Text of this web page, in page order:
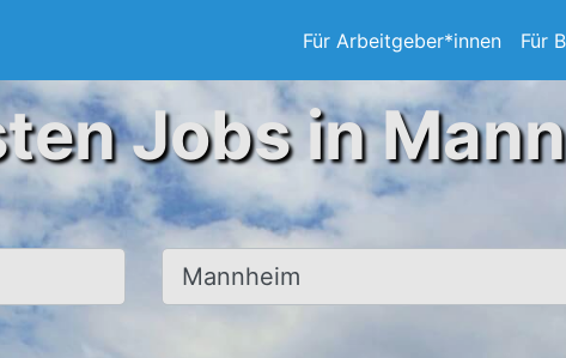
Für Arbeitgeber*innen Für
Jobs in
Ort, Stadt